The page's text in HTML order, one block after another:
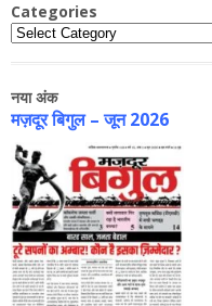
Categories
Categories
नया अंक
मज़दूर बिगुल – जून 2026